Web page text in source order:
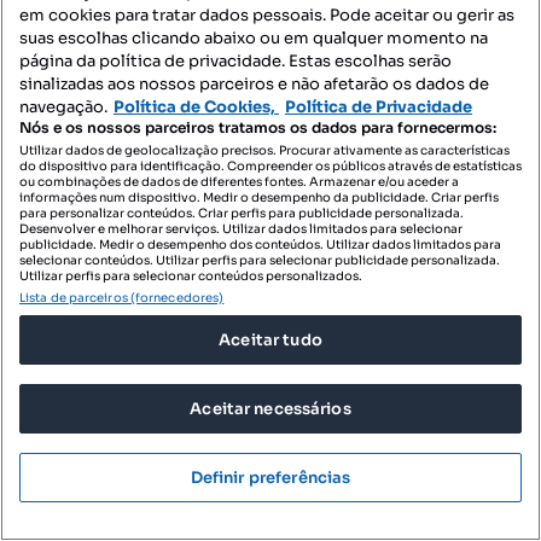
em cookies para tratar dados pessoais. Pode aceitar ou gerir as
suas escolhas clicando abaixo ou em qualquer momento na
página da política de privacidade. Estas escolhas serão
sinalizadas aos nossos parceiros e não afetarão os dados de
navegação. Política de Cookies, Política de Privacidade
Nós e os nossos parceiros tratamos os dados para fornecermos:
Utilizar dados de geolocalização precisos. Procurar ativamente as características
do dispositivo para identificação. Compreender os públicos através de estatísticas
ou combinações de dados de diferentes fontes. Armazenar e/ou aceder a
informações num dispositivo. Medir o desempenho da publicidade. Criar perfis
para personalizar conteúdos. Criar perfis para publicidade personalizada.
Desenvolver e melhorar serviços. Utilizar dados limitados para selecionar
publicidade. Medir o desempenho dos conteúdos. Utilizar dados limitados para
selecionar conteúdos. Utilizar perfis para selecionar publicidade personalizada.
Utilizar perfis para selecionar conteúdos personalizados.
Lista de parceiros (fornecedores)
Aceitar tudo
Aceitar necessários
Definir preferências